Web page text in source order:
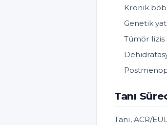
Kronik
Genetik
Tümör lizis
Tanı
Tanı, ACR/